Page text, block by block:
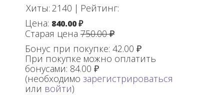
Хиты: 2140 | Рейтинг:
Цена: 840.00 ₽
Старая цена 750.00 ₽
Бонус при покупке: 42.00 ₽
При покупке можно оплатить
бонусами: 84.00 ₽
(необходимо зарегистрироваться
или войти)